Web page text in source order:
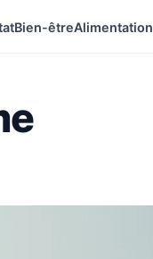
Bien-êtreAlimentation